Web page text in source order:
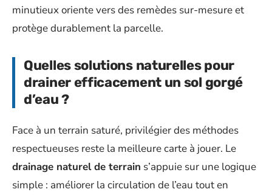
minutieux oriente vers des remèdes sur-mesure et
protège durablement la parcelle.
Quelles solutions naturelles pour
drainer efficacement un sol gorgé
d’eau ?
Face à un terrain saturé, privilégier des méthodes
respectueuses reste la meilleure carte à jouer. Le
drainage naturel de terrain s’appuie sur une logique
simple : améliorer la circulation de l’eau tout en